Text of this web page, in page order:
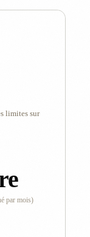
limites sur
par mois)